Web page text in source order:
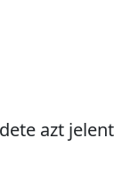
azt